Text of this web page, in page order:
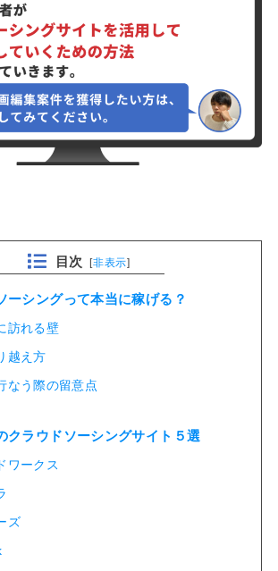
目次 [非表示]
ーシングって本当に稼げる？
訪れる壁
越え方
なう際の留意点
クラウドソーシングサイト５選
ワークス
ズ